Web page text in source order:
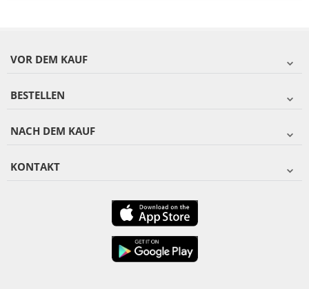
VOR DEM KAUF
BESTELLEN
NACH DEM KAUF
KONTAKT